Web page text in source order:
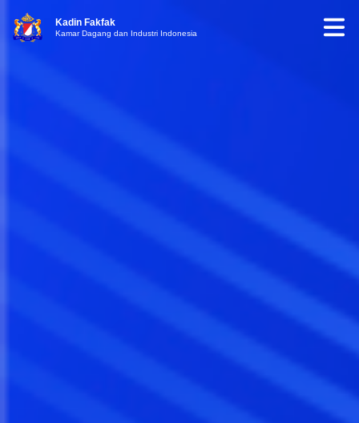
Kadin Fakfak
Kamar Dagang dan Industri Indonesia